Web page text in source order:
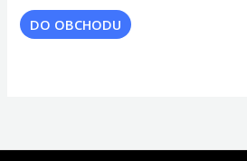
DO OBCHODU